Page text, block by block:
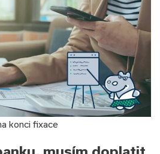
konci fixace